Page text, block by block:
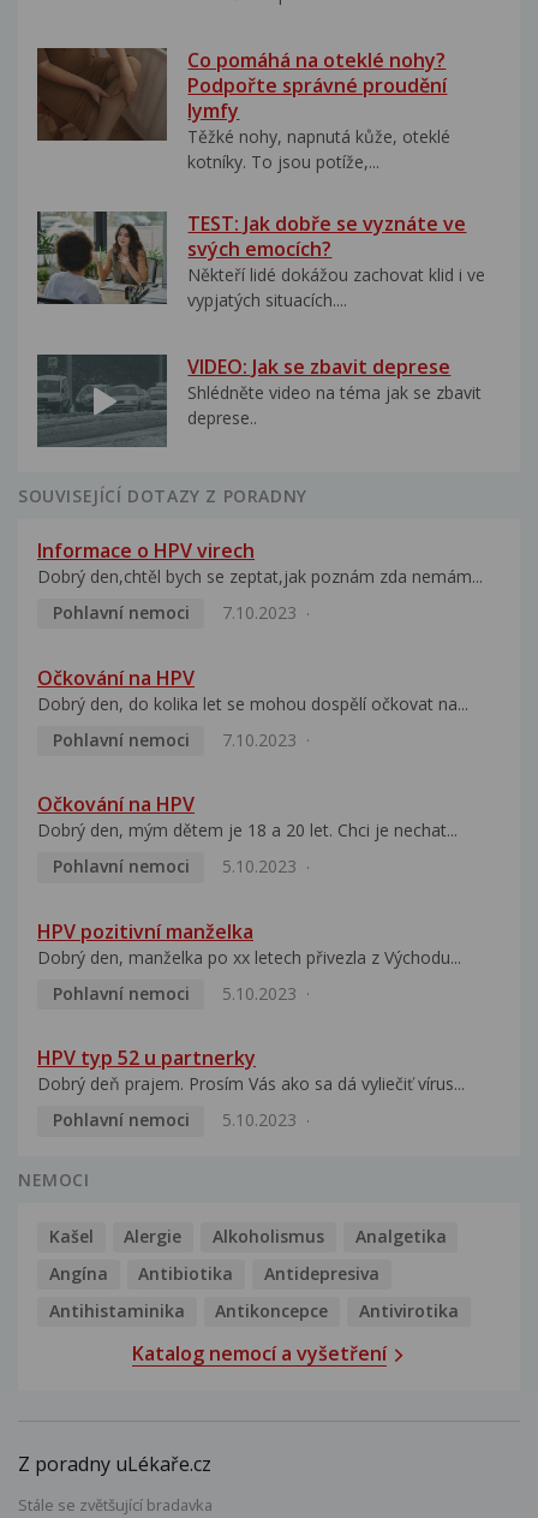
Co pomáhá na oteklé nohy?
Podpořte správné proudění
lymfy
Těžké nohy, napnutá kůže, oteklé
kotníky. To jsou potíže,...
TEST: Jak dobře se vyznáte ve
svých emocích?
Někteří lidé dokážou zachovat klid i ve
vypjatých situacích....
VIDEO: Jak se zbavit deprese
Shlédněte video na téma jak se zbavit
deprese..
SOUVISEJÍCÍ DOTAZY Z PORADNY
Informace o HPV virech
Dobrý den,chtěl bych se zeptat,jak poznám zda nemám...
Pohlavní nemoci
7.10.2023
Očkování na HPV
Dobrý den, do kolika let se mohou dospělí očkovat na...
Pohlavní nemoci
7.10.2023
Očkování na HPV
Dobrý den, mým dětem je 18 a 20 let. Chci je nechat...
Pohlavní nemoci
5.10.2023
HPV pozitivní manželka
Dobrý den, manželka po xx letech přivezla z Východu...
Pohlavní nemoci
5.10.2023
HPV typ 52 u partnerky
Dobrý deň prajem. Prosím Vás ako sa dá vyliečiť vírus...
Pohlavní nemoci
5.10.2023
NEMOCI
Kašel Alergie Alkoholismus
Analgetika
Angína
Antibiotika
Antidepresiva
Antihistaminika
Antikoncepce Antivirotika
Katalog nemocí a vyšetření
Z poradny uLékaře.cz
Stále se zvětšující bradavka